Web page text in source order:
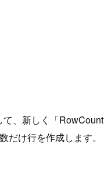
て、新しく「
だけ行を作成します。